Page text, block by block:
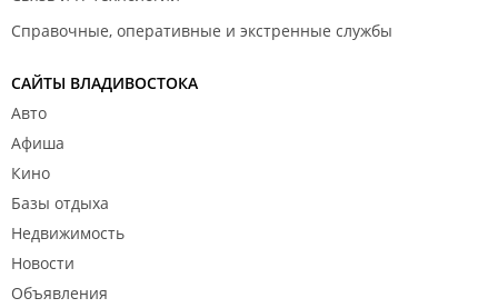
Справочные, оперативные и экстренные службы
САЙТЫ ВЛАДИВОСТОКА
Авто
Афиша
Кино
Базы отдыха
Недвижимость
Новости
Объявления